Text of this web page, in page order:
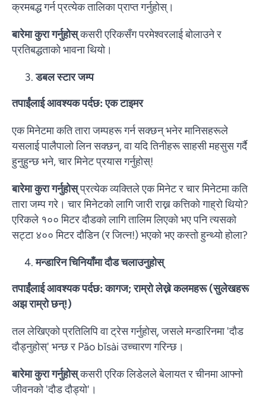
क्रमबद्ध गर्न प्रत्येक तालिका प्राप्त गर्नुहोस्।
बारेमा कुरा गर्नुहोस्कसरी एरिकसँग परमेश्वरलाई बोलाउने र
प्रतिबद्धताको भावना थियो।
डबल स्टार जम्प
तपाईंलाई आवश्यक पर्दछ: एक टाइमर
एक मिनेटमा कति तारा जम्पहरू गर्न सक्छन् भनेर मानिसहरूले
यसलाई पालैपालो लिन सक्छन्, वा यदि तिनीहरू साहसी महसुस गर्दै
हुनुहुन्छ भने, चार मिनेट प्रयास गर्नुहोस्!
बारेमा कुरा गर्नुहोस्प्रत्येक व्यक्तिले एक मिनेट र चार मिनेटमा कति
तारा जम्प गरे। चार मिनेटको लागि जारी राख्न कत्तिको गाह्रो थियो?
एरिकले १०० मिटर दौडको लागि तालिम लिएको भए पनि त्यसको
सट्टा ४०० मिटर दौडिन (र जित्न!) भएको भए कस्तो हुन्थ्यो होला?
मन्डारिन चिनियाँमा दौड चलाउनुहोस्
तपाईंलाई आवश्यक पर्दछ: कागज; राम्रो लेख्ने कलमहरू (सुलेखहरू
अझ राम्रो छन्!)
तल लेखिएको प्रतिलिपि वा ट्रेस गर्नुहोस्, जसले मन्डारिनमा 'दौड
दौड्नुहोस्' भन्छ र Pǎo bǐsài उच्चारण गरिन्छ।
बारेमा कुरा गर्नुहोस्कसरी एरिक लिडेलले बेलायत र चीनमा आफ्नो
जीवनको 'दौड दौड्यो'।